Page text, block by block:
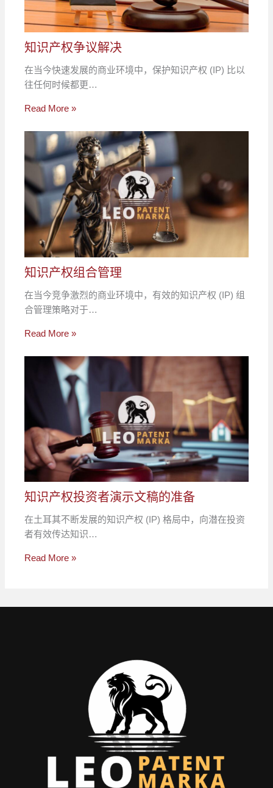
知识产权争议解决
在当今快速发展的商业环境中，保护知识产权 (IP) 比以
往任何时候都更…
Read More »
知识产权组合管理
在当今竞争激烈的商业环境中，有效的知识产权 (IP) 组
合管理策略对于…
Read More »
知识产权投资者演示文稿的准备
在土耳其不断发展的知识产权 (IP) 格局中，向潜在投资
者有效传达知识…
Read More »